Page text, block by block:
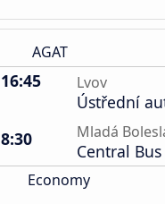
AGAT
16:45 Lvov
Ústřední
8:30
Mladá
Central
Economy